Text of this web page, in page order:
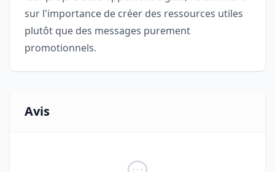
sur l'importance de créer des ressources utiles
plutôt que des messages purement
promotionnels.
Avis